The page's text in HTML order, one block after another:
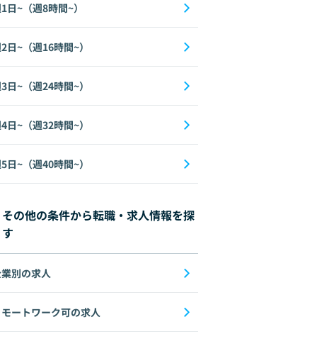
日~（週8時間~）
日~（週16時間~）
日~（週24時間~）
日~（週32時間~）
日~（週40時間~）
その他の条件から転職・求人情報を探
す
別の求人
モートワーク可の求人